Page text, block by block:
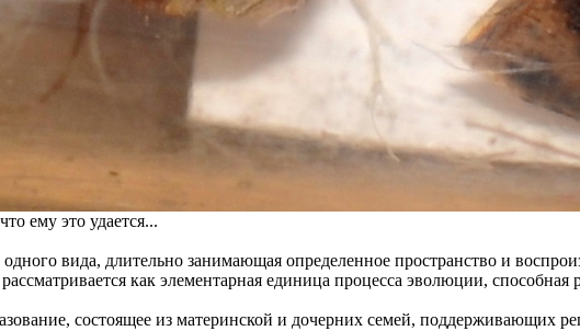
ему это удается...
одного вида, длительно занимающая определенное пространство и
как элементарная единица процесса эволюции,
состоящее из материнской и дочерних семей, поддерживающих